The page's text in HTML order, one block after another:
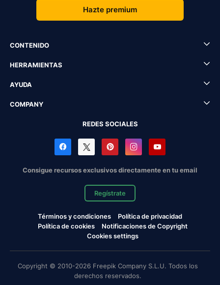
Hazte premium
CONTENIDO
HERRAMIENTAS
AYUDA
COMPANY
REDES SOCIALES
Consigue recursos exclusivos directamente en tu email
Regístrate
Términos y condiciones
Política de privacidad
Política de cookies
Notificaciones de Copyright
Cookies settings
Copyright © 2010-2026 Freepik Company S.L.U. Todos los
derechos reservados.